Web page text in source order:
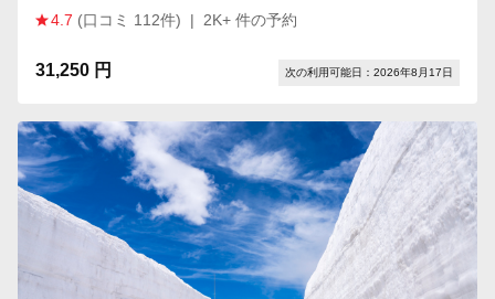
4.7 (口コミ 112件) | 2K+ 件の予約
31,250 円 次の利用可能日：2026年8月17日